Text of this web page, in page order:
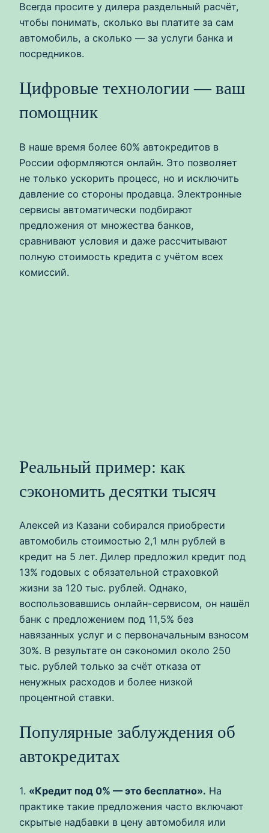
Всегда просите у дилера раздельный расчёт,
чтобы понимать, сколько вы платите за сам
автомобиль, а сколько — за услуги банка и
посредников.
Цифровые технологии — ваш
помощник
В наше время более 60% автокредитов в
России оформляются онлайн. Это позволяет
не только ускорить процесс, но и исключить
давление со стороны продавца. Электронные
сервисы автоматически подбирают
предложения от множества банков,
сравнивают условия и даже рассчитывают
полную стоимость кредита с учётом всех
комиссий.
Реальный пример: как
сэкономить десятки тысяч
Алексей из Казани собирался приобрести
автомобиль стоимостью 2,1 млн рублей в
кредит на 5 лет. Дилер предложил кредит под
13% годовых с обязательной страховкой
жизни за 120 тыс. рублей. Однако,
воспользовавшись онлайн-сервисом, он нашёл
банк с предложением под 11,5% без
навязанных услуг и с первоначальным взносом
30%. В результате он сэкономил около 250
тыс. рублей только за счёт отказа от
ненужных расходов и более низкой
процентной ставки.
Популярные заблуждения об
автокредитах
1. «Кредит под 0% — это бесплатно». На
практике такие предложения часто включают
скрытые надбавки в цену автомобиля или